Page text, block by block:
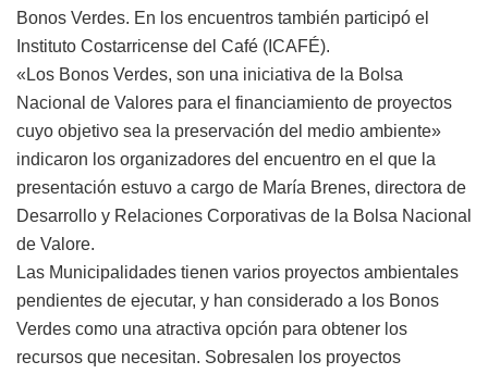
Bonos Verdes. En los encuentros también participó el
Instituto Costarricense del Café (ICAFÉ).
«Los Bonos Verdes, son una iniciativa de la Bolsa
Nacional de Valores para el financiamiento de proyectos
cuyo objetivo sea la preservación del medio ambiente»
indicaron los organizadores del encuentro en el que la
presentación estuvo a cargo de María Brenes, directora de
Desarrollo y Relaciones Corporativas de la Bolsa Nacional
de Valore.
Las Municipalidades tienen varios proyectos ambientales
pendientes de ejecutar, y han considerado a los Bonos
Verdes como una atractiva opción para obtener los
recursos que necesitan. Sobresalen los proyectos